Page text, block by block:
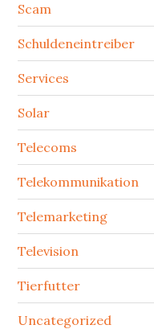
Scam
Schuldeneintreiber
Services
Solar
Telecoms
Telekommunikation
Telemarketing
Television
Tierfutter
Uncategorized